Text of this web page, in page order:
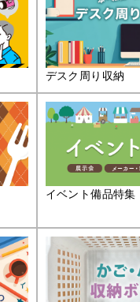
デスク周り収納
イベント備品特集